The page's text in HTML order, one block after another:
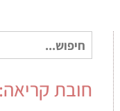
חיפוש
עבור:
חובת קריאה: